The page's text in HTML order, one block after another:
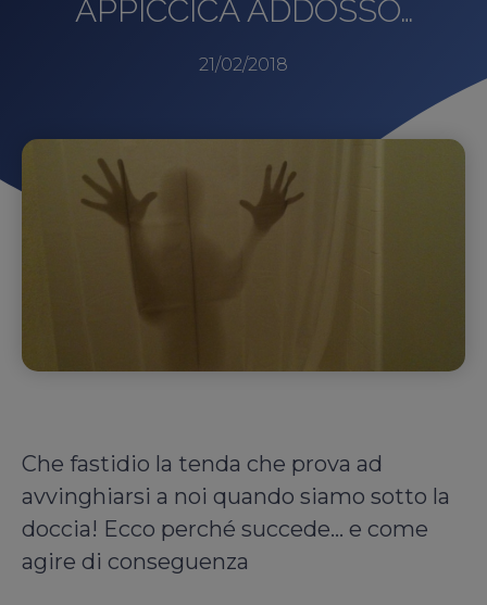
APPICCICA ADDOSSO…
21/02/2018
Che fastidio la tenda che prova ad
avvinghiarsi a noi quando siamo sotto la
doccia! Ecco perché succede... e come
agire di conseguenza